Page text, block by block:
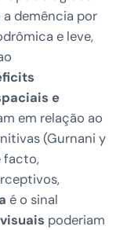
demência por
e leve,
e
em relação ao
(Gurnani y
facto,
é o sinal
poderiam